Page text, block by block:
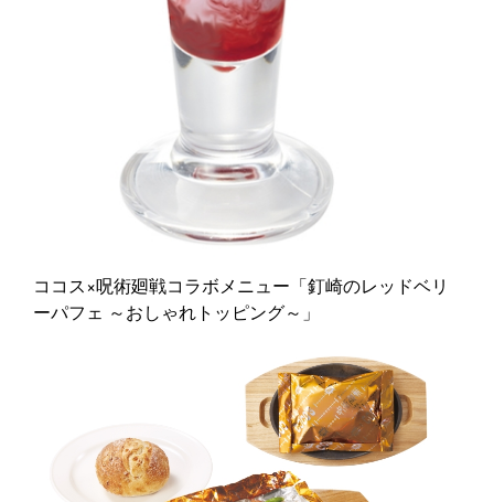
ココス×呪術廻戦コラボメニュー「釘崎のレッドベリ
ーパフェ ～おしゃれトッピング～」